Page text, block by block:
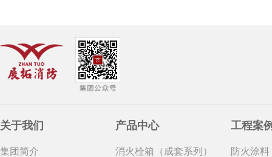
关于我们
集团简介
产品中心
消火栓箱（成套系列）
工程案
防火涂料